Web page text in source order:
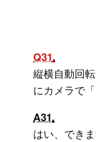
Q31
縦横自動回
にカメラで
A31
はい、できま